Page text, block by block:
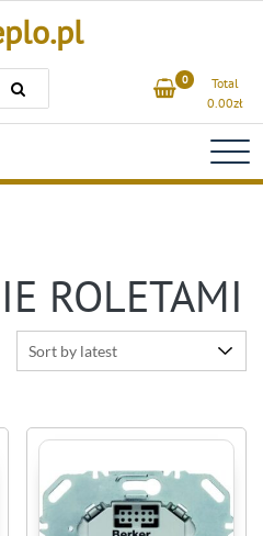
0
Total
0.00zł
ROLETAMI